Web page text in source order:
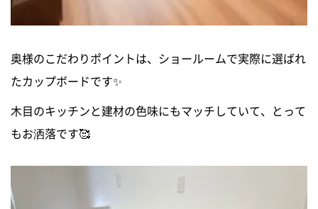
奥様のこだわりポイントは、ショールームで実際に選ばれ
たカップボードです✨
木目のキッチンと建材の色味にもマッチしていて、とって
もお洒落です🥰